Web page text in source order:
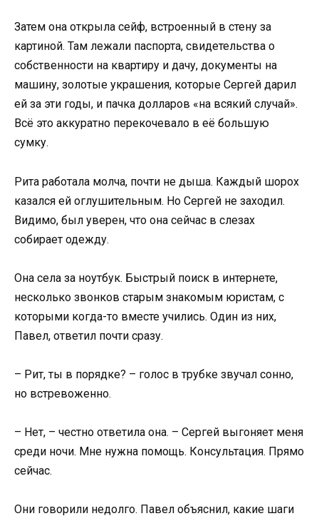
Затем она открыла сейф, встроенный в стену за
картиной. Там лежали паспорта, свидетельства о
собственности на квартиру и дачу, документы на
машину, золотые украшения, которые Сергей дарил
ей за эти годы, и пачка долларов «на всякий случай».
Всё это аккуратно перекочевало в её большую
сумку.
Рита работала молча, почти не дыша. Каждый шорох
казался ей оглушительным. Но Сергей не заходил.
Видимо, был уверен, что она сейчас в слезах
собирает одежду.
Она села за ноутбук. Быстрый поиск в интернете,
несколько звонков старым знакомым юристам, с
которыми когда-то вместе учились. Один из них,
Павел, ответил почти сразу.
– Рит, ты в порядке? – голос в трубке звучал сонно,
но встревоженно.
– Нет, – честно ответила она. – Сергей выгоняет меня
среди ночи. Мне нужна помощь. Консультация. Прямо
сейчас.
Они говорили недолго. Павел объяснил, какие шаги